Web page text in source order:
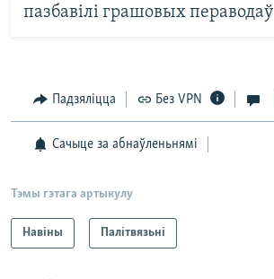
пазбавілі грашовых пераводаў
Падзяліцца Без VPN
Сачыце за абнаўленьнямі
Тэмы гэтага артыкулу
Навіны Палітвязьні